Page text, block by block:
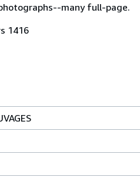
many full-page.
1416